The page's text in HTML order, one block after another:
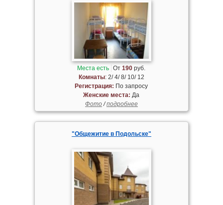
Места есть От190 руб.
Комнаты: 2/ 4/ 8/ 10/ 12
Регистрация: По запросу
Женские места: Да
Фото/подробнее
"Общежитие в Подольске"